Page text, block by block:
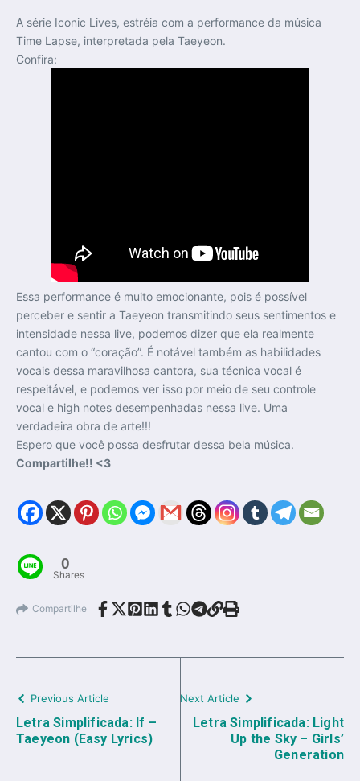
A série Iconic Lives, estréia com a performance da música
Time Lapse, interpretada pela Taeyeon.
Confira:
Essa performance é muito emocionante, pois é possível
perceber e sentir a Taeyeon transmitindo seus sentimentos e
intensidade nessa live, podemos dizer que ela realmente
cantou com o “coração”. É notável também as habilidades
vocais dessa maravilhosa cantora, sua técnica vocal é
respeitável, e podemos ver isso por meio de seu controle
vocal e high notes desempenhadas nessa live. Uma
verdadeira obra de arte!!!
Espero que você possa desfrutar dessa bela música.
Compartilhe!! <3
0
Shares
Compartilhe
Previous Article
Letra Simplificada: If –
Taeyeon (Easy Lyrics)
Next Article
Letra Simplificada: Light
Up the Sky – Girls’
Generation